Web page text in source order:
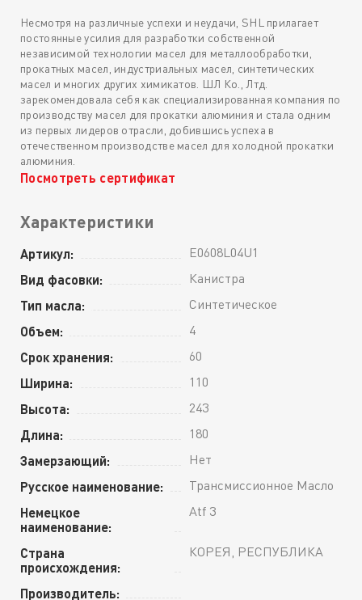
Несмотря на различные успехи и неудачи, SHL прилагает
постоянные усилия для разработки собственной
независимой технологии масел для металлообработки,
прокатных масел, индустриальных масел, синтетических
масел и многих других химикатов. ШЛ Ко., Лтд.
зарекомендовала себя как специализированная компания по
производству масел для прокатки алюминия и стала одним
из первых лидеров отрасли, добившись успеха в
отечественном производстве масел для холодной прокатки
алюминия.
Посмотреть сертификат
Характеристики
Артикул: E0608L04U1
Вид фасовки: Канистра
Тип масла: Синтетическое
Объем: 4
Срок хранения: 60
Ширина: 110
Высота: 243
Длина: 180
Замерзающий: Нет
Русское наименование: Трансмиссионное Масло
Немецкое
наименование:
Atf 3
Страна
происхождения:
КОРЕЯ, РЕСПУБЛИКА
Производитель: